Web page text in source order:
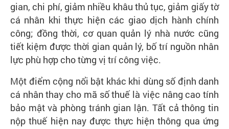
gian, chi phí, giảm nhiều khâu thủ tục, giảm giấy tờ
cá nhân khi thực hiện các giao dịch hành chính
công; đồng thời, cơ quan quản lý nhà nước cũng
tiết kiệm được thời gian quản lý, bố trí nguồn nhân
lực phù hợp cho từng vị trí công việc.
Một điểm cộng nổi bật khác khi dùng số định danh
cá nhân thay cho mã số thuế là việc nâng cao tính
bảo mật và phòng tránh gian lận. Tất cả thông tin
nộp thuế hiện nay được thực hiện thông qua ứng